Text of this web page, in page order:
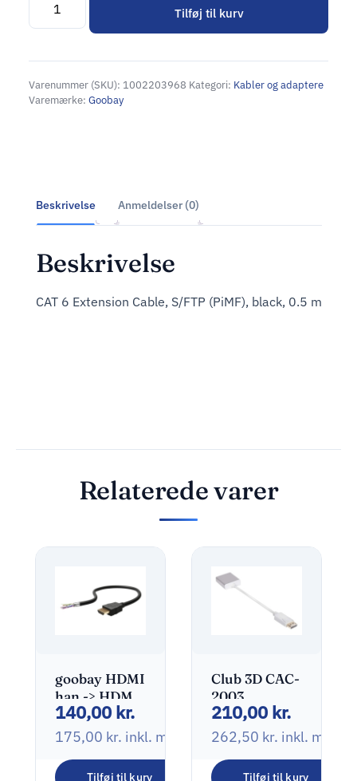
Tilføj til kurv
Alternative:
Varenummer (SKU): 1002203968 Kategori: Kabler og adaptere
Varemærke: Goobay
Beskrivelse Anmeldelser (0)
Beskrivelse
CAT 6 Extension Cable, S/FTP (PiMF), black, 0.5 m
Relaterede varer
goobay HDMI
han -> HDMI
han 3 m Sort
140,00 kr.
175,00 kr. inkl. moms
Tilføj til kurv
Club 3D CAC-
2003
DisplayPort
til VGA aktiv
adapter
210,00 kr.
262,50 kr. inkl. moms
Tilføj til kurv